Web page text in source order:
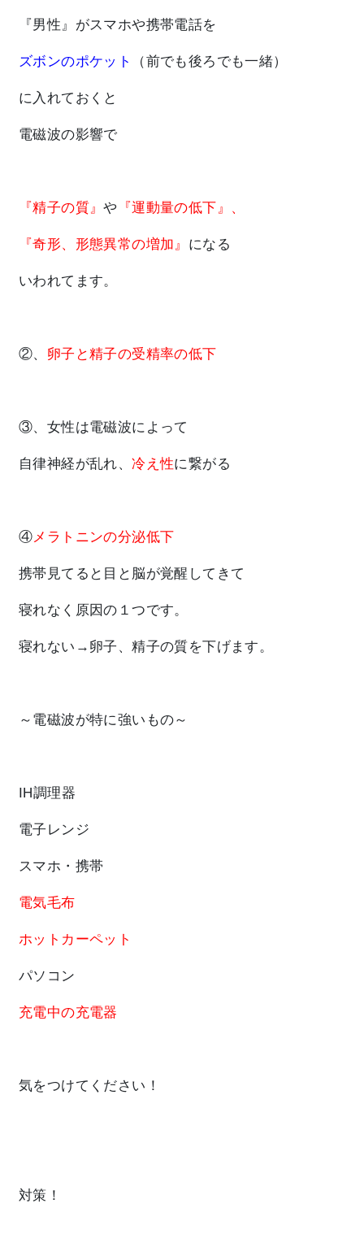
『男性』がスマホや携帯電話を
ズボンのポケット （前でも後ろでも一緒）
に入れておくと
電磁波の影響で
『精子の質』や 『運動量の低下』、
『奇形、形態異常の増加』 になる
いわれてます。
②、 卵子と精子の受精率の低下
③、女性は電磁波によって
自律神経が乱れ、冷え性に繋がる
④メラトニンの分泌低下
携帯見てると目と脳が覚醒してきて
寝れなく原因の１つです。
寝れない→卵子、精子の質を下げます。
～電磁波が特に強いもの～
IH調理器
電子レンジ
スマホ・携帯
電気毛布
ホットカーペット
パソコン
充電中の充電器
気をつけてください！
対策！